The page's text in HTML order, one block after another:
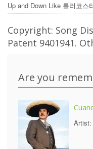
Up and Down Like 롤러코스
Copyright: Song
Patent 9401941.
Are you
Artist: